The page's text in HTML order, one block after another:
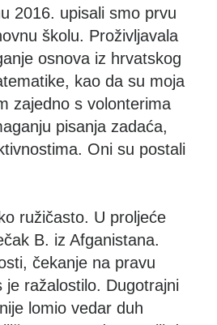
2016. upisali smo prvu
školu. Proživljavala
osnova iz hrvatskog
kao da su moja
zajedno s volonterima
pisanja zadaća,
Oni su postali
ružičasto. U proljeće
B. iz Afganistana.
čekanje na pravu
je ražalostilo. Dugotrajni
lomio vedar duh